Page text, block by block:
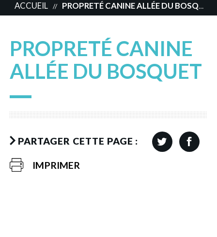
ACCUEIL // PROPRETÉ CANINE ALLÉE DU BOSQUET
PROPRETÉ CANINE
ALLÉE DU BOSQUET
PARTAGER CETTE PAGE :
IMPRIMER